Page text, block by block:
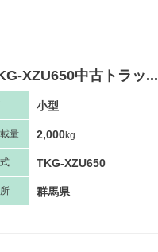
XZU650中古トラッ...
小型
載量 2,000kg
式 TKG-XZU650
群馬県